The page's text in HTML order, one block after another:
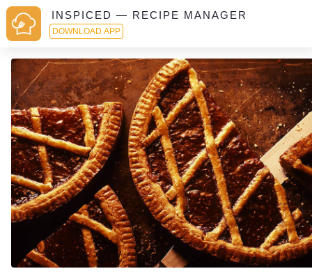
INSPICED — RECIPE MANAGER
DOWNLOAD APP